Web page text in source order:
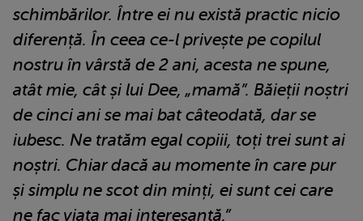
schimbărilor. Între ei nu există practic nicio
diferență. În ceea ce-l privește pe copilul
nostru în vârstă de 2 ani, acesta ne spune,
atât mie, cât și lui Dee, „mamă”. Băieții noștri
de cinci ani se mai bat câteodată, dar se
iubesc. Ne tratăm egal copiii, toți trei sunt ai
noștri. Chiar dacă au momente în care pur
și simplu ne scot din minți, ei sunt cei care
ne fac viața mai interesantă.”